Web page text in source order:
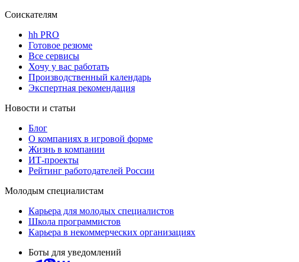
Соискателям
hh PRO
Готовое резюме
Все сервисы
Хочу у вас работать
Производственный календарь
Экспертная рекомендация
Новости и статьи
Блог
О компаниях в игровой форме
Жизнь в компании
ИТ-проекты
Рейтинг работодателей России
Молодым специалистам
Карьера для молодых специалистов
Школа программистов
Карьера в некоммерческих организациях
Боты для уведомлений